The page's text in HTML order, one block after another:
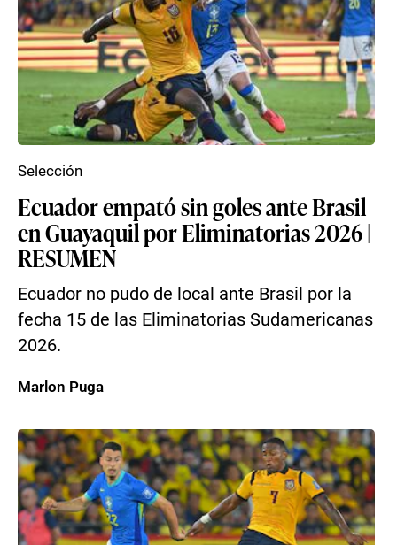
Ecuador empató sin goles ante Brasil
en Guayaquil por Eliminatorias 2026 |
RESUMEN
Ecuador no pudo de local ante Brasil por la
fecha 15 de las Eliminatorias Sudamericanas
2026.
Selección
Marlon Puga